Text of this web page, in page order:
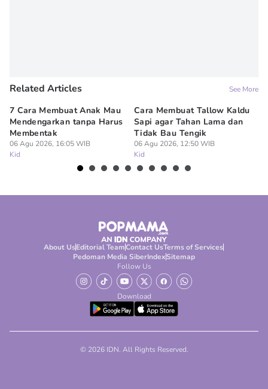
Related Articles See More
7 Cara Membuat Anak Mau
Mendengarkan tanpa Harus
Membentak
06 Agu 2026, 16:05 WIB
Kid
Cara Membuat Tallow Kaldu
Sapi agar Tahan Lama dan
Tidak Bau Tengik
06 Agu 2026, 12:50 WIB
Kid
About UsEditorial TeamContact UsTerms of Services
Pedoman Media SiberIndexSitemap
Follow Us
Download
© 2026 IDN. All Rights Reserved.